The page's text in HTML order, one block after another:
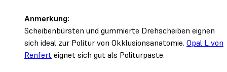
Anmerkung:
Scheibenbürsten und gummierte Drehscheiben eignen
sich ideal zur Politur von Okklusionsanatomie. Opal L von
Renfert eignet sich gut als Politurpaste.